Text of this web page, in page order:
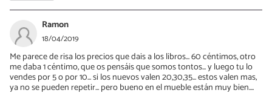
Ramon
18/04/2019
Me parece de risa los precios que dais a los libros... 60 céntimos, otro
me daba 1 céntimo, que os pensáis que somos tontos... y luego tu lo
vendes por 5 o por 10... si los nuevos valen 20,30,35... estos valen mas,
ya no se pueden repetir... pero bueno en el mueble están muy bien....